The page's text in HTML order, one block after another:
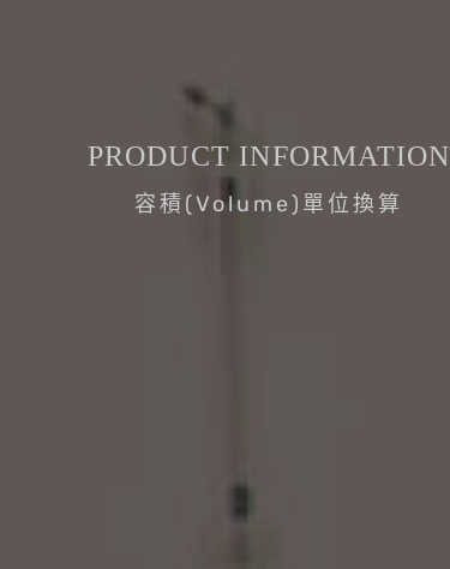
PRODUCT INFORMATION
容積(Volume)單位換算